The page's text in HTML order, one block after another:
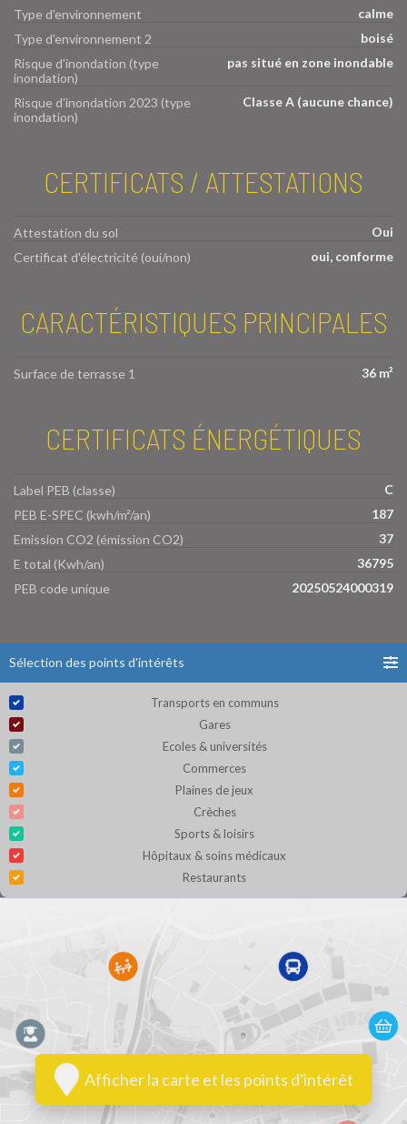
Type d'environnement
calme
Type d'environnement 2
boisé
Risque d'inondation (type
inondation)
pas situé en zone inondable
Risque d'inondation 2023 (type
inondation)
Classe A (aucune chance)
CERTIFICATS / ATTESTATIONS
Attestation du sol
Oui
Certificat d'électricité (oui/non)
oui, conforme
CARACTÉRISTIQUES PRINCIPALES
Surface de terrasse 1 36 m²
CERTIFICATS ÉNERGÉTIQUES
Label PEB (classe)
C
PEB E-SPEC (kwh/m²/an)
187
Emission CO2 (émission CO2)
37
E total (Kwh/an)
36795
PEB code unique
20250524000319
Sélection des points d'intérêts
Transports en communs
Gares
Ecoles & universités
Commerces
Plaines de jeux
Crèches
Sports & loisirs
Hôpitaux & soins médicaux
Restaurants
Afficher la carte et les points d'intérêt